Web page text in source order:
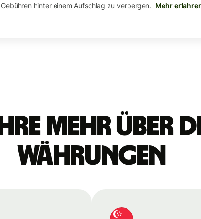
hinter einem Aufschlag zu verbergen. Mehr
mehr über
Währungen